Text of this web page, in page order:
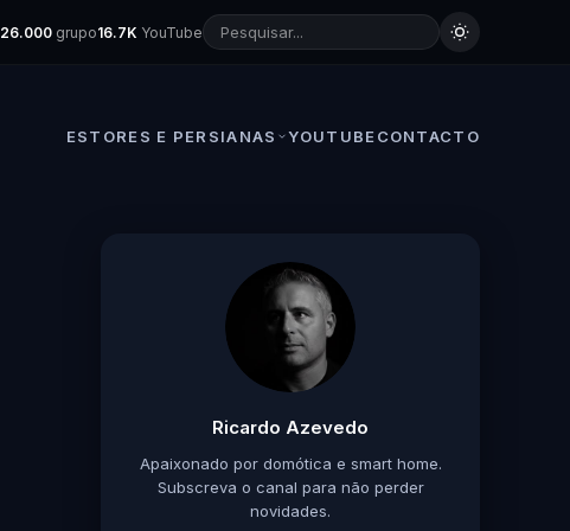
26.000 grupo16.7K YouTube
ESTORES E PERSIANAS YOUTUBE CONTACTO
Ricardo Azevedo
Apaixonado por domótica e smart home.
Subscreva o canal para não perder
novidades.